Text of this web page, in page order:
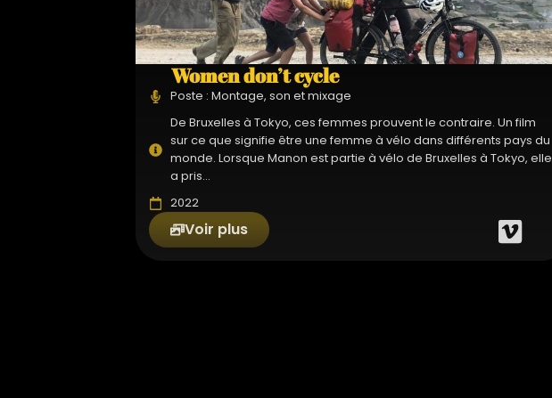
Women don’t cycle
Poste : Montage, son et mixage
De Bruxelles à Tokyo, ces femmes prouvent le contraire. Un film
sur ce que signifie être une femme à vélo dans différents pays du
monde. Lorsque Manon est partie à vélo de Bruxelles à Tokyo, elle
a pris...
2022
Voir plus